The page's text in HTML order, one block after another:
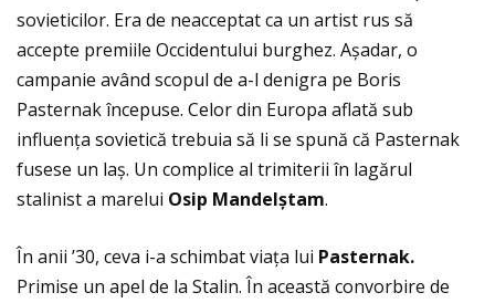
sovieticilor. Era de neacceptat ca un artist rus să
accepte premiile Occidentului burghez. Așadar, o
campanie având scopul de a-l denigra pe Boris
Pasternak începuse. Celor din Europa aflată sub
influenţa sovietică trebuia să li se spună că Pasternak
fusese un laș. Un complice al trimiterii în lagărul
stalinist a marelui Osip Mandelștam.
În anii ’30, ceva i-a schimbat viaţa lui Pasternak.
Primise un apel de la Stalin. În această convorbire de